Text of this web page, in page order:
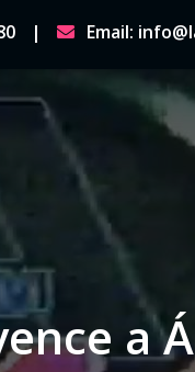
Email:
a